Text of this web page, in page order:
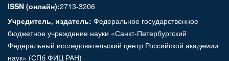
ISSN (онлайн):2713-3206
Учредитель, издатель: Федеральное государственное
бюджетное учреждение науки «Санкт-Петербургский
Федеральный исследовательский центр Российской академии
наук» (СПб ФИЦ РАН)